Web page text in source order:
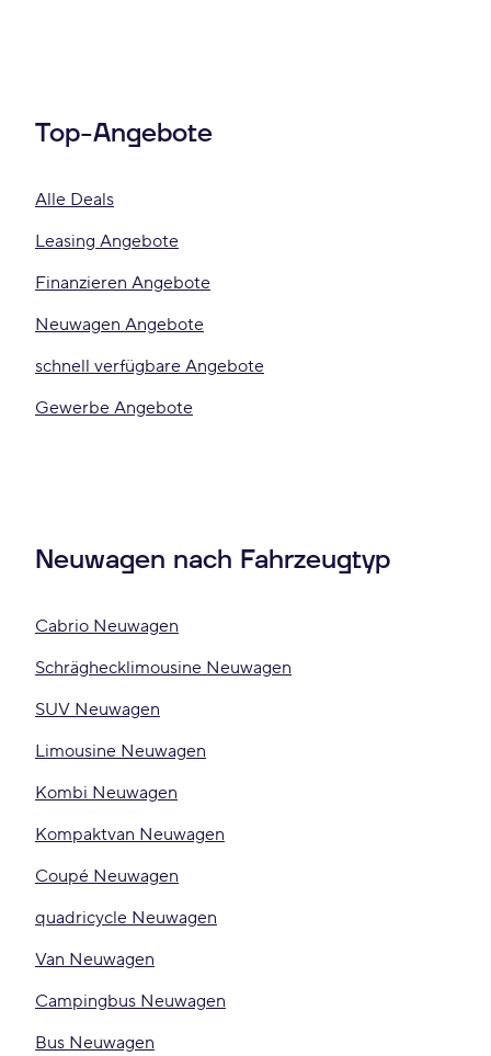
Top-Angebote
Alle Deals
Leasing Angebote
Finanzieren Angebote
Neuwagen Angebote
schnell verfügbare Angebote
Gewerbe Angebote
Neuwagen nach Fahrzeugtyp
Cabrio Neuwagen
Schräghecklimousine Neuwagen
SUV Neuwagen
Limousine Neuwagen
Kombi Neuwagen
Kompaktvan Neuwagen
Coupé Neuwagen
quadricycle Neuwagen
Van Neuwagen
Campingbus Neuwagen
Bus Neuwagen